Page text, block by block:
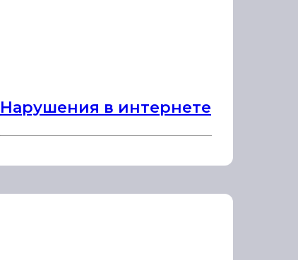
Нарушения в интернете